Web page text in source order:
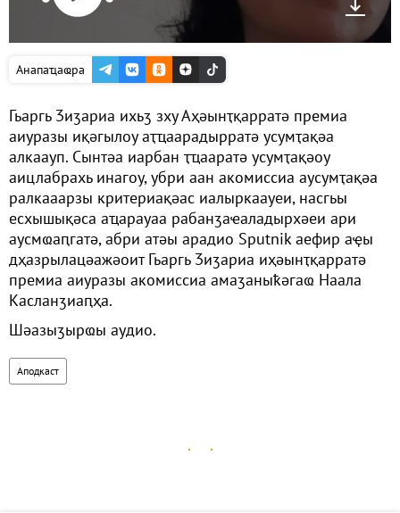
Анапаҵаҩра
Гьаргь Ӡиӡариа ихьӡ зху Аҳәынҭқарратә премиа
аиуразы иқәгылоу аҭҵаарадырратә усумҭақәа
алкаауп. Сынтәа иарбан ҭҵааратә усумҭақәоу
аицлабрахь инагоу, убри аан акомиссиа аусумҭақәа
ралкааарзы критериақәас иалыркаауеи, насгьы
есхышықәса аҵарауаа рабанӡаҽаладырхәеи ари
аусмҩаԥгатә, абри атәы арадио Sputnik аефир аҿы
дҳазрылацәажәоит Гьаргь Ӡиӡариа иҳәынҭқарратә
премиа аиуразы акомиссиа амаӡаныҟәгаҩ Наала
Касланӡиаԥҳа.
Шәазыӡырҩы аудио.
Аподкаст